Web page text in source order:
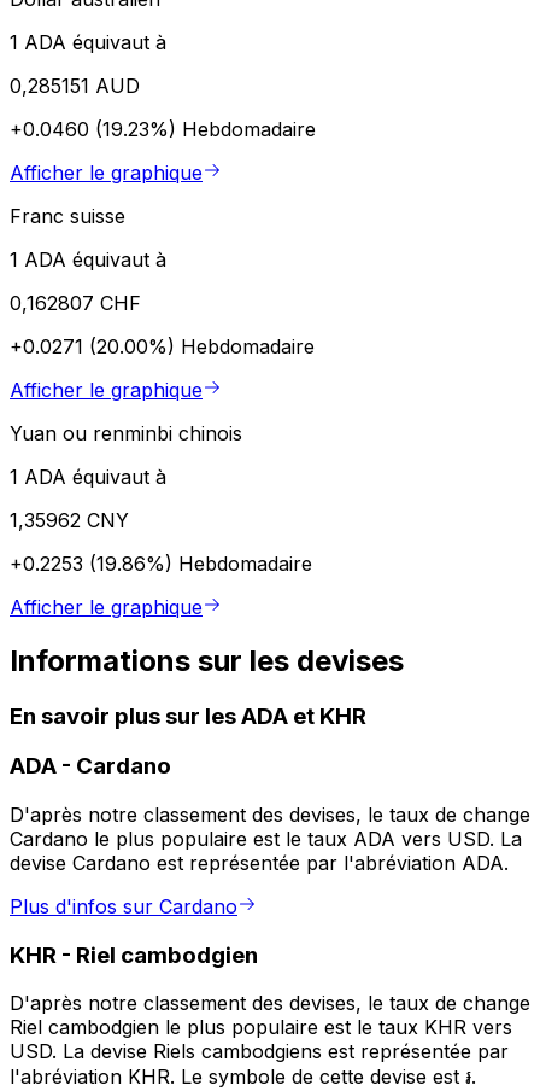
1 ADA équivaut à
0,285151 AUD
+0.0460 (19.23%) Hebdomadaire
Afficher le graphique
Franc suisse
1 ADA équivaut à
0,162807 CHF
+0.0271 (20.00%) Hebdomadaire
Afficher le graphique
Yuan ou renminbi chinois
1 ADA équivaut à
1,35962 CNY
+0.2253 (19.86%) Hebdomadaire
Afficher le graphique
Informations sur les devises
En savoir plus sur les ADA et KHR
ADA - Cardano
D'après notre classement des devises, le taux de change
Cardano le plus populaire est le taux ADA vers USD. La
devise Cardano est représentée par l'abréviation ADA.
Plus d'infos sur Cardano
KHR - Riel cambodgien
D'après notre classement des devises, le taux de change
Riel cambodgien le plus populaire est le taux KHR vers
USD. La devise Riels cambodgiens est représentée par
l'abréviation KHR. Le symbole de cette devise est ៛.